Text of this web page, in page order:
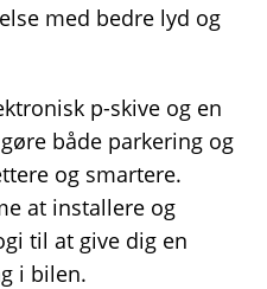
med bedre lyd og
p-skive og en
både parkering og
og smartere.
at installere og
til at give dig en
i bilen.